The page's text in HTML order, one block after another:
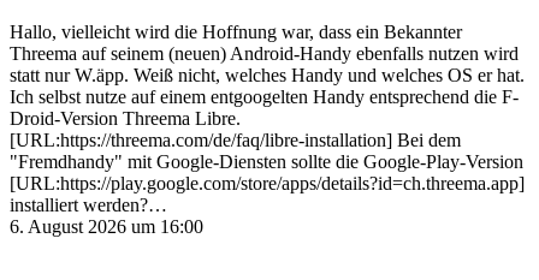
Hallo, vielleicht wird die Hoffnung war, dass ein Bekannter
Threema auf seinem (neuen) Android-Handy ebenfalls nutzen wird
statt nur W.äpp. Weiß nicht, welches Handy und welches OS er hat.
Ich selbst nutze auf einem entgoogelten Handy entsprechend die F-
Droid-Version Threema Libre.
[URL:https://threema.com/de/faq/libre-installation] Bei dem
"Fremdhandy" mit Google-Diensten sollte die Google-Play-Version
[URL:https://play.google.com/store/apps/details?id=ch.threema.app]
installiert werden?…
6. August 2026 um 16:00